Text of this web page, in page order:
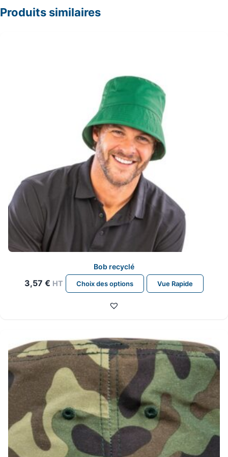
Produits similaires
Bob recyclé
3,57 € HT Choix des options
Ce
produit
Les
options
peuvent
être
choisies
sur
la
page
du
Vue Rapide